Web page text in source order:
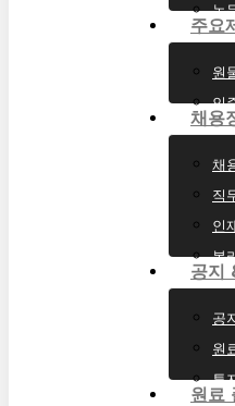
논
주요
원
인
채용
채
직
인
복
공지
공
원
투
원료